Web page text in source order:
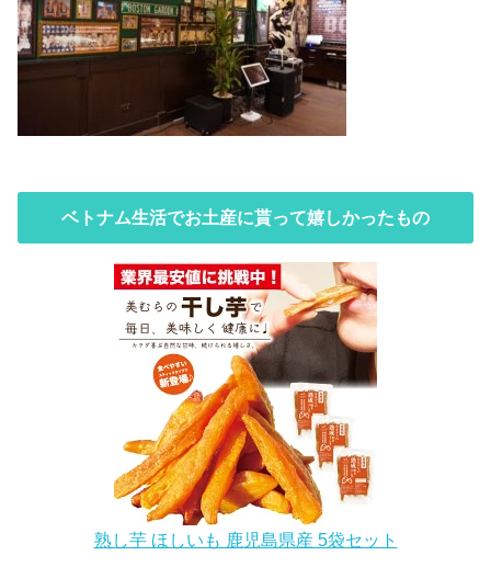
ベトナム生活でお土産に貰って嬉しかったもの
熟し芋 ほしいも 鹿児島県産 5袋セット